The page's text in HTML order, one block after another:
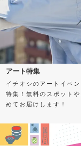
アート特集
イチオシのアートイベ
特集！無料のスポット
めてお届けします！